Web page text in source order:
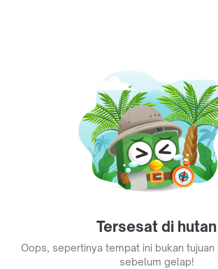
Tersesat di hutan
Oops, sepertinya tempat ini bukan tujuan
sebelum gelap!